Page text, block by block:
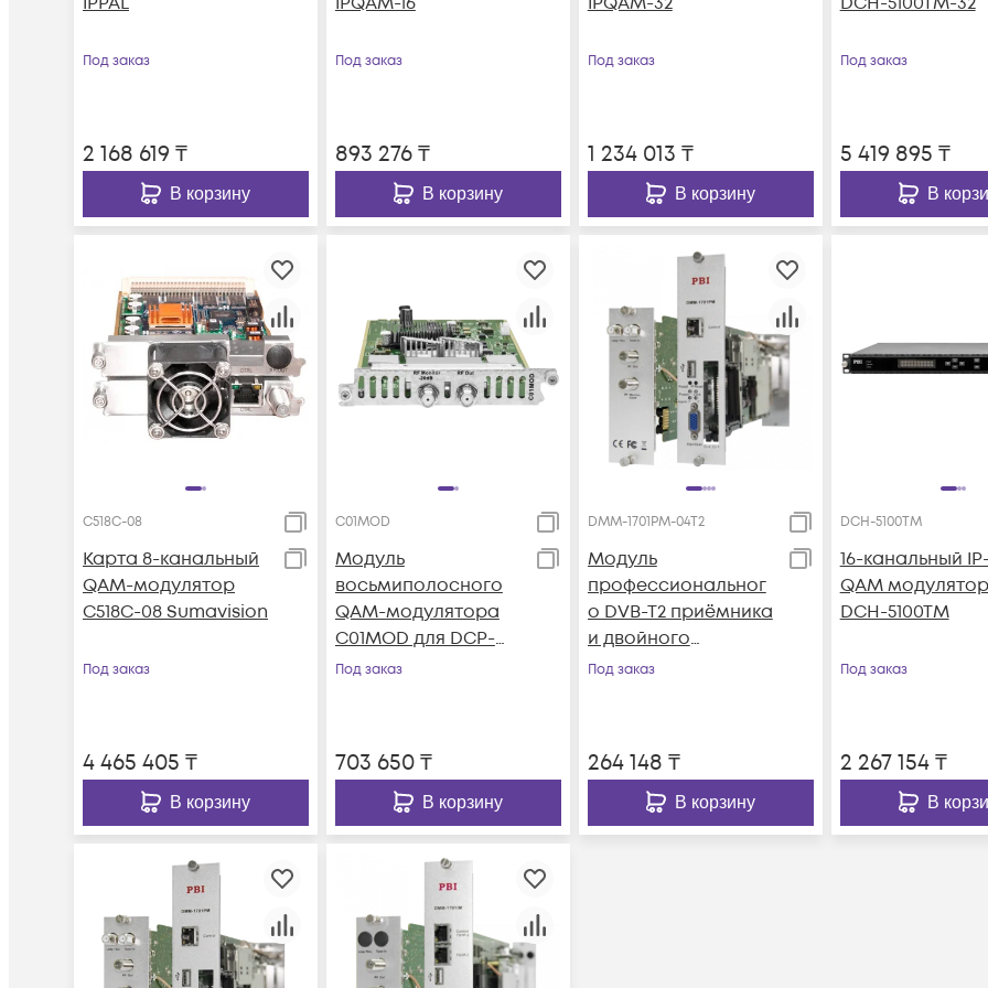
Под заказ
2 168 619 ₸
В корзину
Под заказ
893 276₸
В корзину
Под заказ
1 234 013 ₸
В корзину
Под заказ
5 419 895 ₸
В
C518C-08
Карта 8-канальный
QAM-модулятор
C518C-08 Sumavision
Под заказ
4 465 405 ₸
В корзину
C01MOD
Модуль
восьмиполосного
QAM-модулятора
C01MOD для DCP-
3000MF
Под заказ
703 650₸
В корзину
DMM-1701PM-04T2
Модуль
профессиональног
о DVB-T2 приёмника
и двойного
аналогового
Под заказ
264 148 ₸
В корзину
DCH-5100TM
16-канальный
QAM
DCH-5100TM
Под заказ
2 267 154₸
В